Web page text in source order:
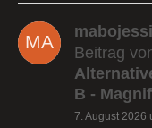
mabojessi
Beitrag
B -
7. August 2026